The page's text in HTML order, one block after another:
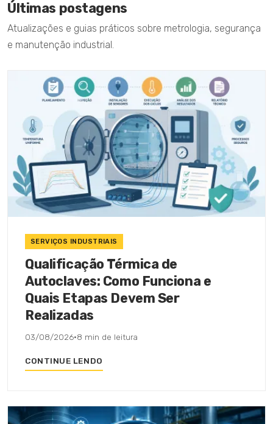
Últimas postagens
Atualizações e guias práticos sobre metrologia, segurança
e manutenção industrial.
SERVIÇOS INDUSTRIAIS
Qualificação Térmica de
Autoclaves: Como Funciona e
Quais Etapas Devem Ser
Realizadas
03/08/2026·8 min de leitura
CONTINUE LENDO